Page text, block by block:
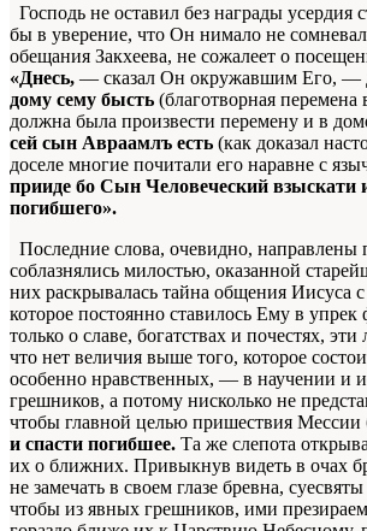
Господь не оставил без награды усердия
бы в уверение, что Он нимало не
обещания Закхеева, не сожалеет о
«Днесь, — сказал Он окружавшим Его, —
дому сему бысть (благотворная
должна была произвести перемену и в
сей сын Авраамлъ есть (как доказал
доселе многие почитали его наравне с
прииде бо Сын Человеческий взыскати
погибшего».
Последние слова, очевидно, направлены
соблазнялись милостью, оказанной
них раскрывалась тайна общения Иисуса
которое постоянно ставилось Ему в
только о славе, богатствах и почестях,
что нет величия выше того, которое
особенно нравственных, — в научении и
грешников, а потому нисколько не
чтобы главной целью пришествия
и спасти погибшее. Та же слепота
их о ближних. Привыкнув видеть в очах
не замечать в своем глазе бревна,
чтобы из явных грешников, ими